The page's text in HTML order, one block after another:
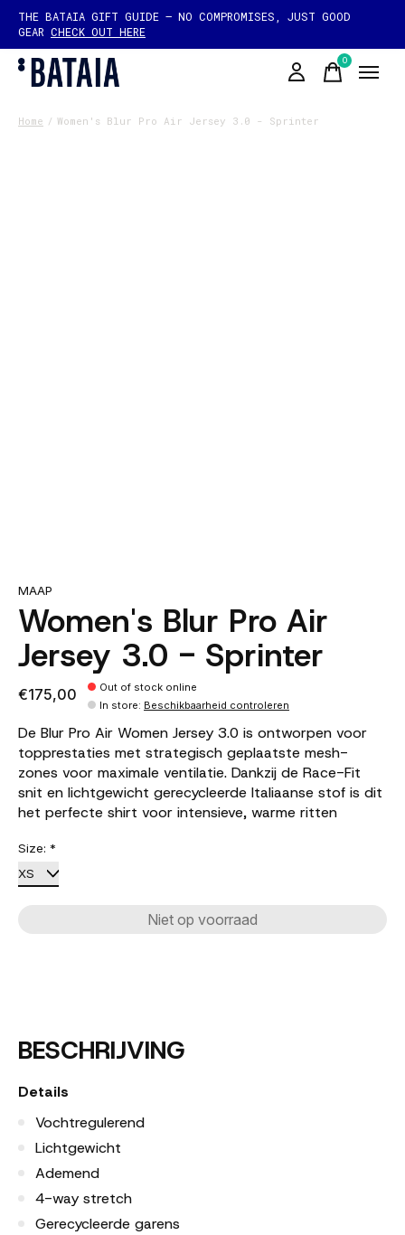
THE BATAIA GIFT GUIDE — NO COMPROMISES, JUST GOOD
GEAR CHECK OUT HERE
0items
Home / Women's Blur Pro Air Jersey 3.0 - Sprinter
MAAP
Women's Blur Pro Air
Jersey 3.0 - Sprinter
€175,00
Out of stock online
In store: Beschikbaarheid controleren
De Blur Pro Air Women Jersey 3.0 is ontworpen voor
topprestaties met strategisch geplaatste mesh-
zones voor maximale ventilatie. Dankzij de Race-Fit
snit en lichtgewicht gerecycleerde Italiaanse stof is dit
het perfecte shirt voor intensieve, warme ritten
Size: *
Niet op voorraad
BESCHRIJVING
Details
Vochtregulerend
Lichtgewicht
Ademend
4-way stretch
Gerecycleerde garens